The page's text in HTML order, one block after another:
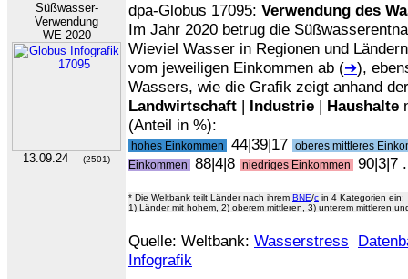
Süßwasser-
Verwendung
WE 2020
13.09.24 (2501)
dpa-Globus 17095: Verwendung des
Im Jahr 2020 betrug die
Wieviel Wasser in Regionen und
vom jeweiligen Einkommen ab (➔),
Wassers, wie die Grafik zeigt anhand
Landwirtschaft | Industrie | Haushalte
(Anteil in %):
hohes Einkommen 44|39|17 oberes mittleres
Einkommen
88|4|8 niedriges Einkommen 90|3|7 .
* Die Weltbank teilt Länder nach ihrem BNE/c in 4 Kategorien ein:
1) Länder mit hohem, 2) oberem mittleren, 3) unterem mittleren
Quelle: Weltbank: Wasserstress
Infografik